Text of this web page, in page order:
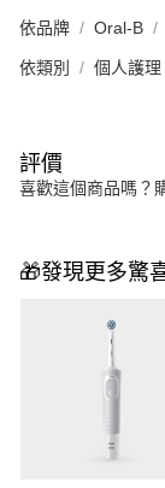
依品牌 Oral-B
依類別 個人護理
評價
喜歡這個商品嗎？
🎁發現更多驚